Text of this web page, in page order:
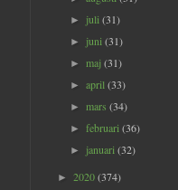
► juli(31)
► juni(31)
►maj(31)
►april(33)
►mars(34)
►februari(36)
► januari(32)
► 2020(374)